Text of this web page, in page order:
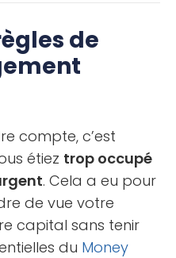
de
compte, c’est
étiez trop occupé
. Cela a eu pour
de vue votre
capital sans tenir
du Money